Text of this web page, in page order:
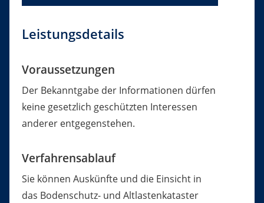
Leistungsdetails
Voraussetzungen
Der Bekanntgabe der Informationen dürfen
keine gesetzlich geschützten Interessen
anderer entgegenstehen.
Verfahrensablauf
Sie können Auskünfte und die Einsicht in
das Bodenschutz- und Altlastenkataster